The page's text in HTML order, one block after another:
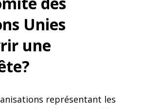
Unies
une
représentant les